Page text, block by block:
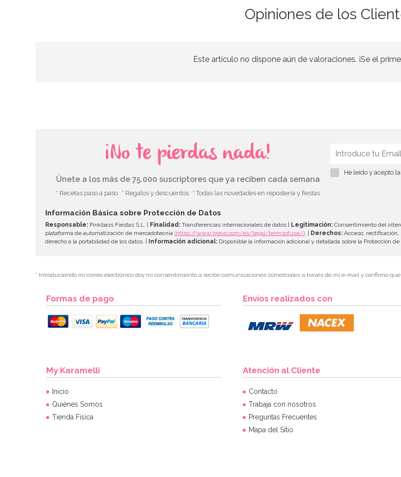
Opiniones de los
Este artículo no dispone aún de valoraciones. ¡Se el
¡No te pierdas nada!
Únete a los más de 75.000 suscriptores que ya reciben cada semana
* Recetas paso a paso * Regalos y descuentos * Todas las novedades en repostería y fiestas
He leído y acepto la
Información Básica sobre Protección de Datos
Responsable: Pinkbass Fiestas S.L. | Finalidad: Transferencias internacionales de datos | Legitimación: Consentimiento del
plataforma de automatización de mercadotecnia (https://www.brevo.com/es/legal/termsofuse/) . | Derechos: Acceso,
derecho a la portabilidad de los datos. | Información adicional: Disponible la información adicional y detallada sobre la Protección
* Introduciendo mi correo electrónico doy mi consentimiento a recibir comunicaciones comerciales a través de mi e-mail y confirmo
Formas de pago Envíos realizados con
My Karamelli
Inicio
Quiénes Somos
Tienda Física
Atención al Cliente
Contacto
Trabaja con nosotros
Preguntas Frecuentes
Mapa del Sitio